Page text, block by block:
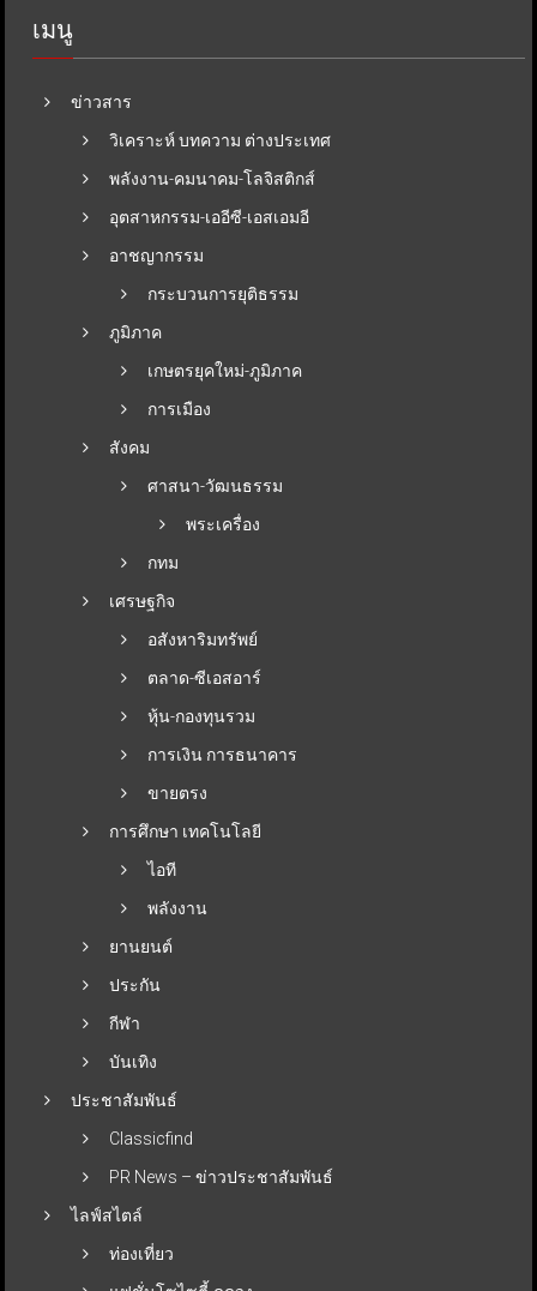
เมนู
ข่าวสาร
วิเคราะห์ บทความ ต่างประเทศ
พลังงาน-คมนาคม-โลจิสติกส์
อุตสาหกรรม-เออีซี-เอสเอมอี
อาชญากรรม
กระบวนการยุติธรรม
ภูมิภาค
เกษตรยุคใหม่-ภูมิภาค
การเมือง
สังคม
ศาสนา-วัฒนธรรม
พระเครื่อง
กทม
เศรษฐกิจ
อสังหาริมทรัพย์
ตลาด-ซีเอสอาร์
หุ้น-กองทุนรวม
การเงิน การธนาคาร
ขายตรง
การศึกษา เทคโนโลยี
ไอที
พลังงาน
ยานยนต์
ประกัน
กีฬา
บันเทิง
ประชาสัมพันธ์
Classicfind
PR News – ข่าวประชาสัมพันธ์
ไลฟ์สไตล์
ท่องเที่ยว